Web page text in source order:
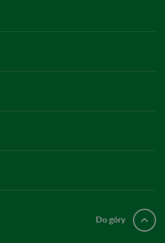
Do góry